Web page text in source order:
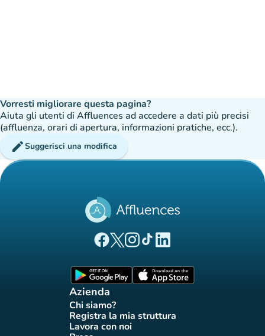
Vorresti migliorare questa pagina?
Aiuta gli utenti di Affluences ad accedere a dati più precisi
(affluenza, orari di apertura, informazioni pratiche, ecc.).
editSuggerisci una modifica
(nuova scheda)
(nuova scheda)
(nuova scheda)
(nuova scheda)
(nuova scheda)
Azienda
Chi siamo?(nuova scheda)
Registra la mia struttura
(nuova scheda)
Lavora con noi
(nuova scheda)